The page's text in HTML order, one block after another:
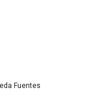
Fuentes